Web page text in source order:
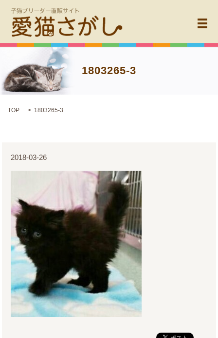
メ
1803265-3
TOP 1803265-3
2018-03-26